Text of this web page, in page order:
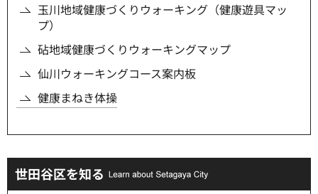
玉川地域健康づくりウォーキング（健康遊具マッ
プ）
砧地域健康づくりウォーキングマップ
仙川ウォーキングコース案内板
健康まねき体操
世田谷区を知る